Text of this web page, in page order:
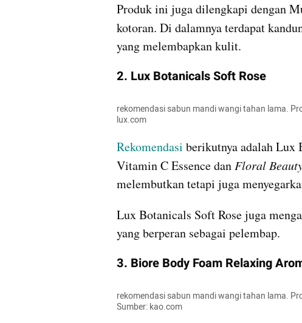
Produk ini juga dilengkapi dengan
kotoran. Di dalamnya terdapat
yang melembapkan kulit.
2. Lux Botanicals Soft Rose
rekomendasi sabun mandi wangi tahan lama.
lux.com
Rekomendasi berikutnya adalah Lux
Vitamin C Essence dan Floral
melembutkan tetapi juga
Lux Botanicals Soft Rose juga
yang berperan sebagai pelembap.
3. Biore Body Foam Relaxing
rekomendasi sabun mandi wangi tahan lama.
Sumber: kao.com